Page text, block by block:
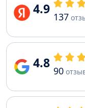
4.9 137
4.8 90